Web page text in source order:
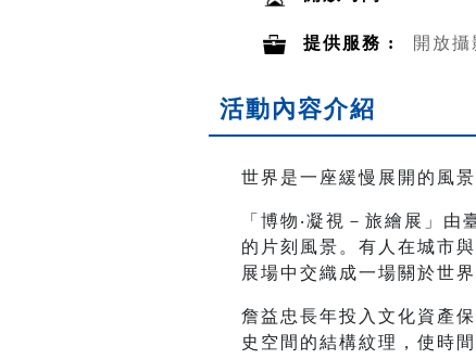
提供服務 : 開放攝
活動內容介紹
世界是一座緩慢展開的風
「博物‧凝視－旅繪展」
的片刻風景。有人在城市
展場中交織成一場關於世界
詹益忠長年投入文化資產
史空間的結構紋理，使時